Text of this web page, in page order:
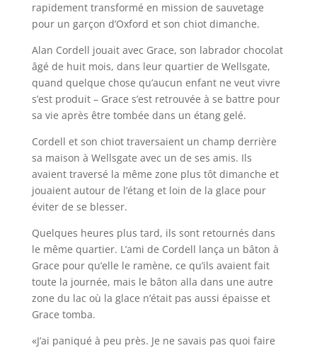
rapidement transformé en mission de sauvetage
pour un garçon d’Oxford et son chiot dimanche.
Alan Cordell jouait avec Grace, son labrador chocolat
âgé de huit mois, dans leur quartier de Wellsgate,
quand quelque chose qu’aucun enfant ne veut vivre
s’est produit – Grace s’est retrouvée à se battre pour
sa vie après être tombée dans un étang gelé.
Cordell et son chiot traversaient un champ derrière
sa maison à Wellsgate avec un de ses amis. Ils
avaient traversé la même zone plus tôt dimanche et
jouaient autour de l’étang et loin de la glace pour
éviter de se blesser.
Quelques heures plus tard, ils sont retournés dans
le même quartier. L’ami de Cordell lança un bâton à
Grace pour qu’elle le ramène, ce qu’ils avaient fait
toute la journée, mais le bâton alla dans une autre
zone du lac où la glace n’était pas aussi épaisse et
Grace tomba.
«J’ai paniqué à peu près. Je ne savais pas quoi faire